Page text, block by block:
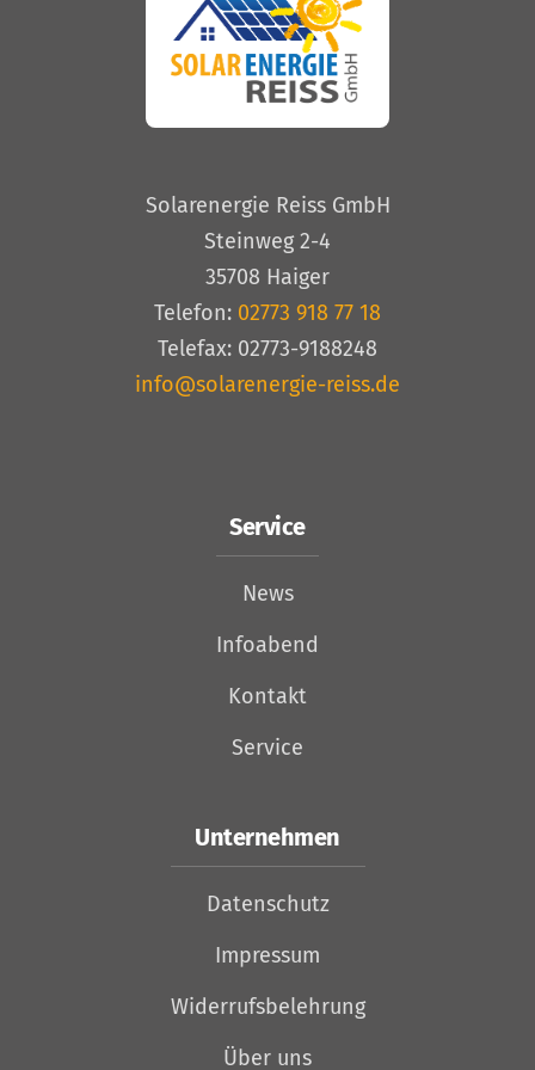
Solarenergie Reiss GmbH
Steinweg 2-4
35708 Haiger
Telefon: 02773 918 77 18
Telefax: 02773-9188248
info@solarenergie-reiss.de
Service
News
Infoabend
Kontakt
Service
Unternehmen
Datenschutz
Impressum
Widerrufsbelehrung
Über uns